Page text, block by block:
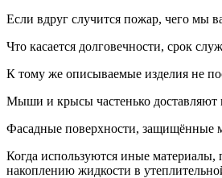
Если вдруг случится пожар, чего мы
Что касается долговечности, срок
К тому же описываемые изделия не
Мыши и крысы частенько доставляют
Фасадные поверхности, защищённые
Когда используются иные материалы,
накоплению жидкости в